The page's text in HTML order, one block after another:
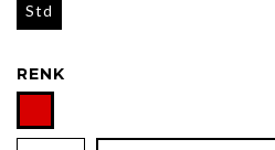
Std
RENK